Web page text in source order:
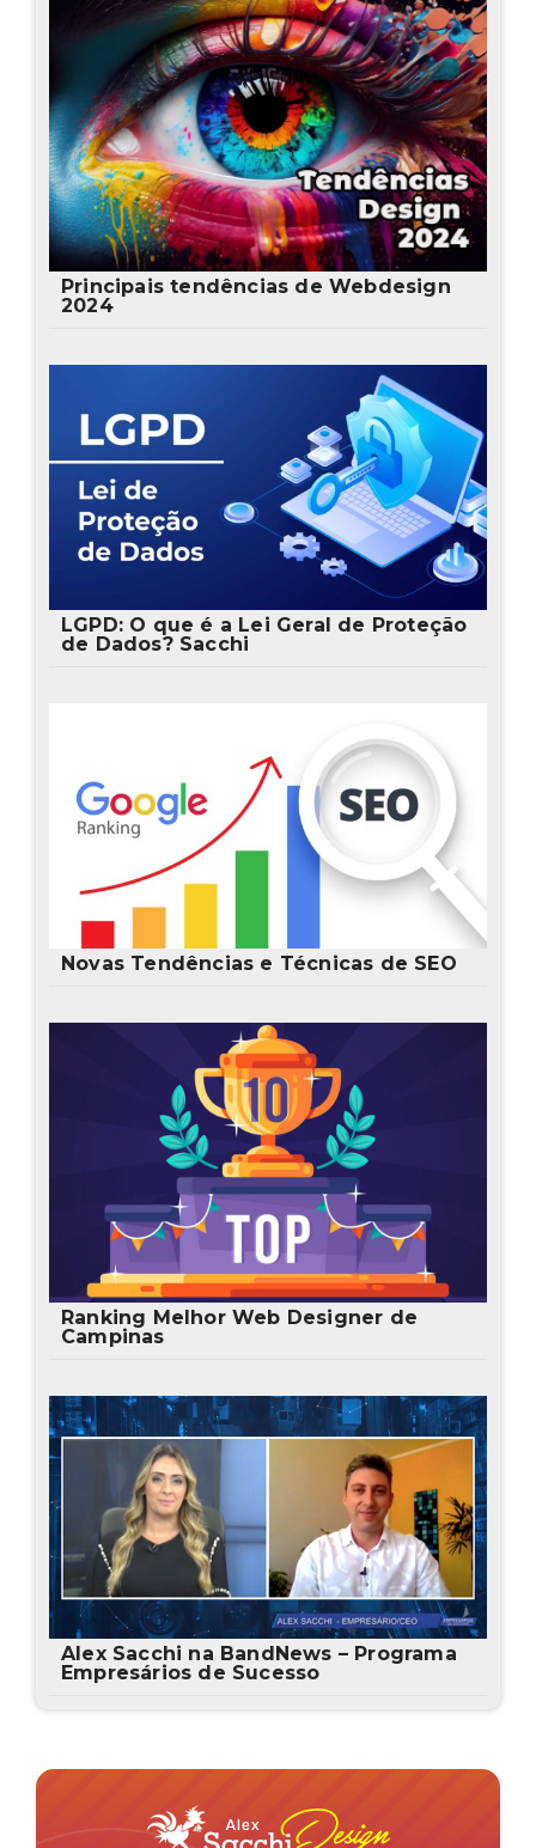
Principais tendências de Webdesign
2024
LGPD: O que é a Lei Geral de Proteção
de Dados? Sacchi
Novas Tendências e Técnicas de SEO
Ranking Melhor Web Designer de
Campinas
Alex Sacchi na BandNews – Programa
Empresários de Sucesso